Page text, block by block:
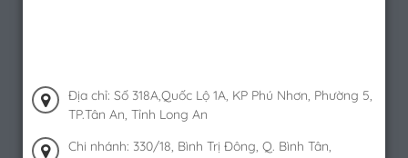
Địa chỉ: Số 318A,Quốc Lộ 1A, KP Phú Nhơn, Phường 5,
TP.Tân An, Tỉnh Long An
Chi nhánh: 330/18, Bình Trị Đông, Q. Bình Tân,